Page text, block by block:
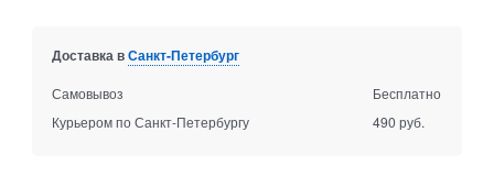
Доставка вСанкт-Петербург
Самовывоз
Бесплатно
Курьером по Санкт-Петербургу
490 руб.